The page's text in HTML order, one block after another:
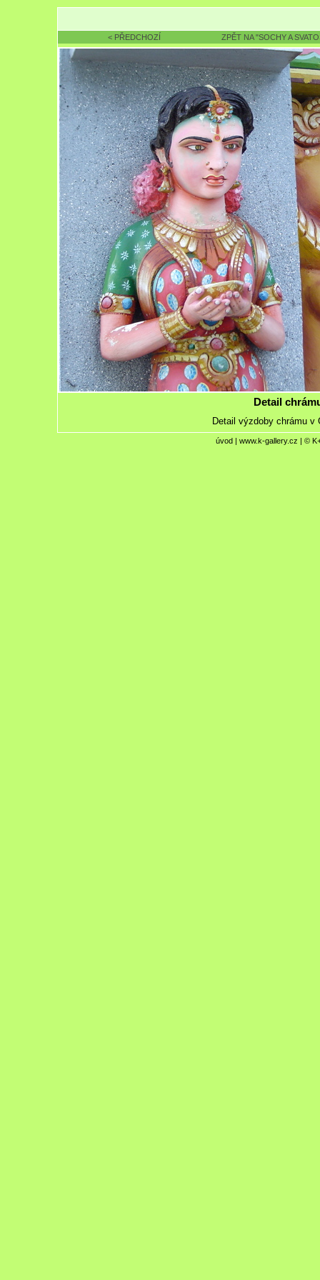
< PŘEDCHOZÍ ZPĚT NA "SOCHY A
Detail
Detail výzdoby chrámu v
úvod| www.k-gallery.cz | ©